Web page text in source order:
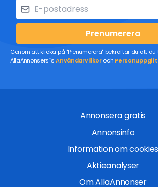
Prenumerera
Genom att klicka på "Prenumerera" bekräftar du att
AllaAnnonsers´sAnvändarvillkoroch
Annonsera gratis
Annonsinfo
Information om cookies
Aktieanalyser
Om AllaAnnonser